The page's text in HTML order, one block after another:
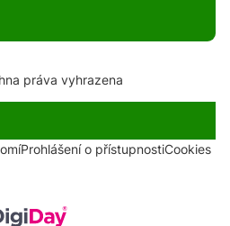
práva vyhrazena
Prohlášení o přístupnostiCookies